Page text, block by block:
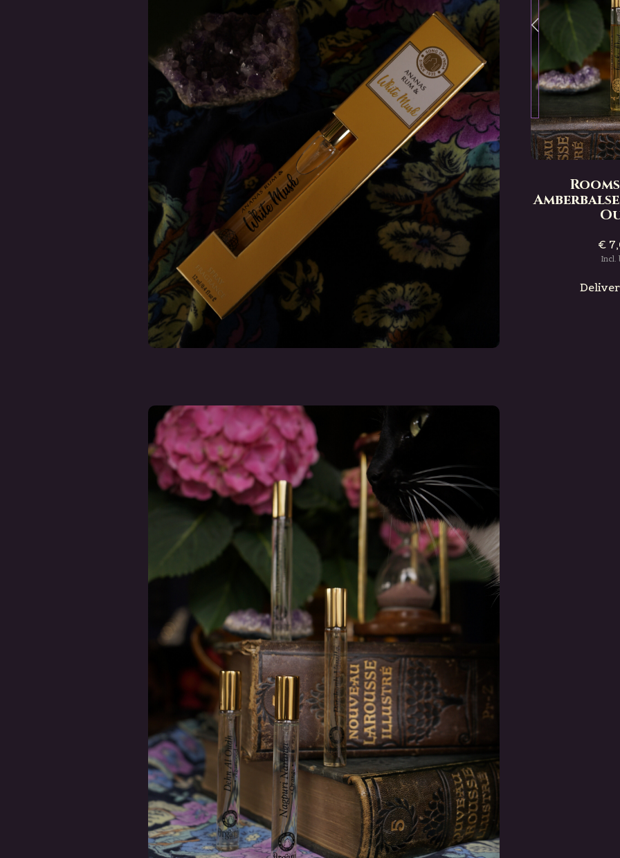
Roomspray - Nagpuri
Narangi Orange
Roomspray - Orange
Blossom & Jasmine
€ 7,00
Incl. btw
Deliverytime
Roomspray -
Patchouli Vanilla
€ 7,00
Incl. btw
Deliverytime
€
Incl.